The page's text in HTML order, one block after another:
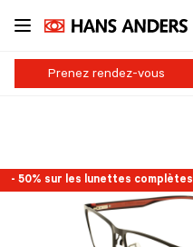
Passer
contenu
principalPrenez rendez-vous
- 50% sur les lunettes complètes